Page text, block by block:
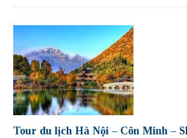
Tour du lịch Hà Nội – Côn Minh –